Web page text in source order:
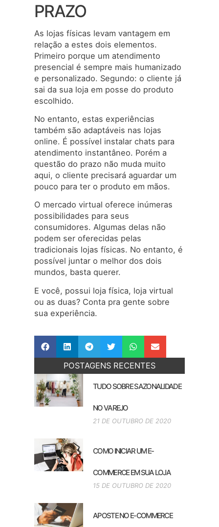
PRAZO
As lojas físicas levam vantagem em
relação a estes dois elementos.
Primeiro porque um atendimento
presencial é sempre mais humanizado
e personalizado. Segundo: o cliente já
sai da sua loja em posse do produto
escolhido.
No entanto, estas experiências
também são adaptáveis nas lojas
online. É possível instalar chats para
atendimento instantâneo. Porém a
questão do prazo não muda muito
aqui, o cliente precisará aguardar um
pouco para ter o produto em mãos.
O mercado virtual oferece inúmeras
possibilidades para seus
consumidores. Algumas delas não
podem ser oferecidas pelas
tradicionais lojas físicas. No entanto, é
possível juntar o melhor dos dois
mundos, basta querer.
E você, possui loja física, loja virtual
ou as duas? Conta pra gente sobre
sua experiência.
POSTAGENS RECENTES
TUDO SOBRE SAZONALIDADE
NO VAREJO
21 DE OUTUBRO DE 2020
COMO INICIAR UM E-
COMMERCE EM SUA LOJA
15 DE OUTUBRO DE 2020
APOSTE NO E-COMMERCE